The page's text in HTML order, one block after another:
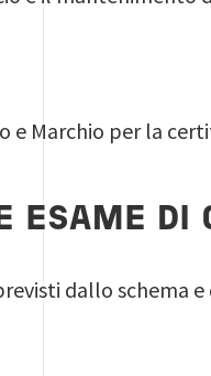
e Marchio per la
ESAME DI
dallo schema